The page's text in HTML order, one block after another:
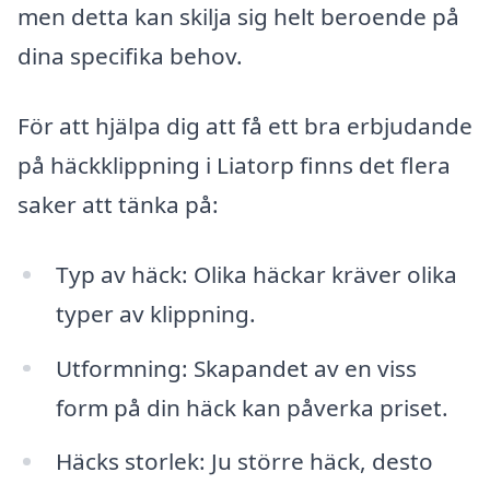
men detta kan skilja sig helt beroende på
dina specifika behov.
För att hjälpa dig att få ett bra erbjudande
på häckklippning i Liatorp finns det flera
saker att tänka på:
Typ av häck: Olika häckar kräver olika
typer av klippning.
Utformning: Skapandet av en viss
form på din häck kan påverka priset.
Häcks storlek: Ju större häck, desto